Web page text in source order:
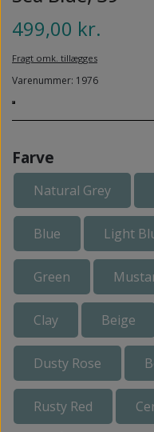
499,00 kr.
Fragt omk. tillægges
Varenummer: 1976
Farve
Natural Grey
Blue Light
Green
Clay Beige
Dusty Rose
Rusty Red